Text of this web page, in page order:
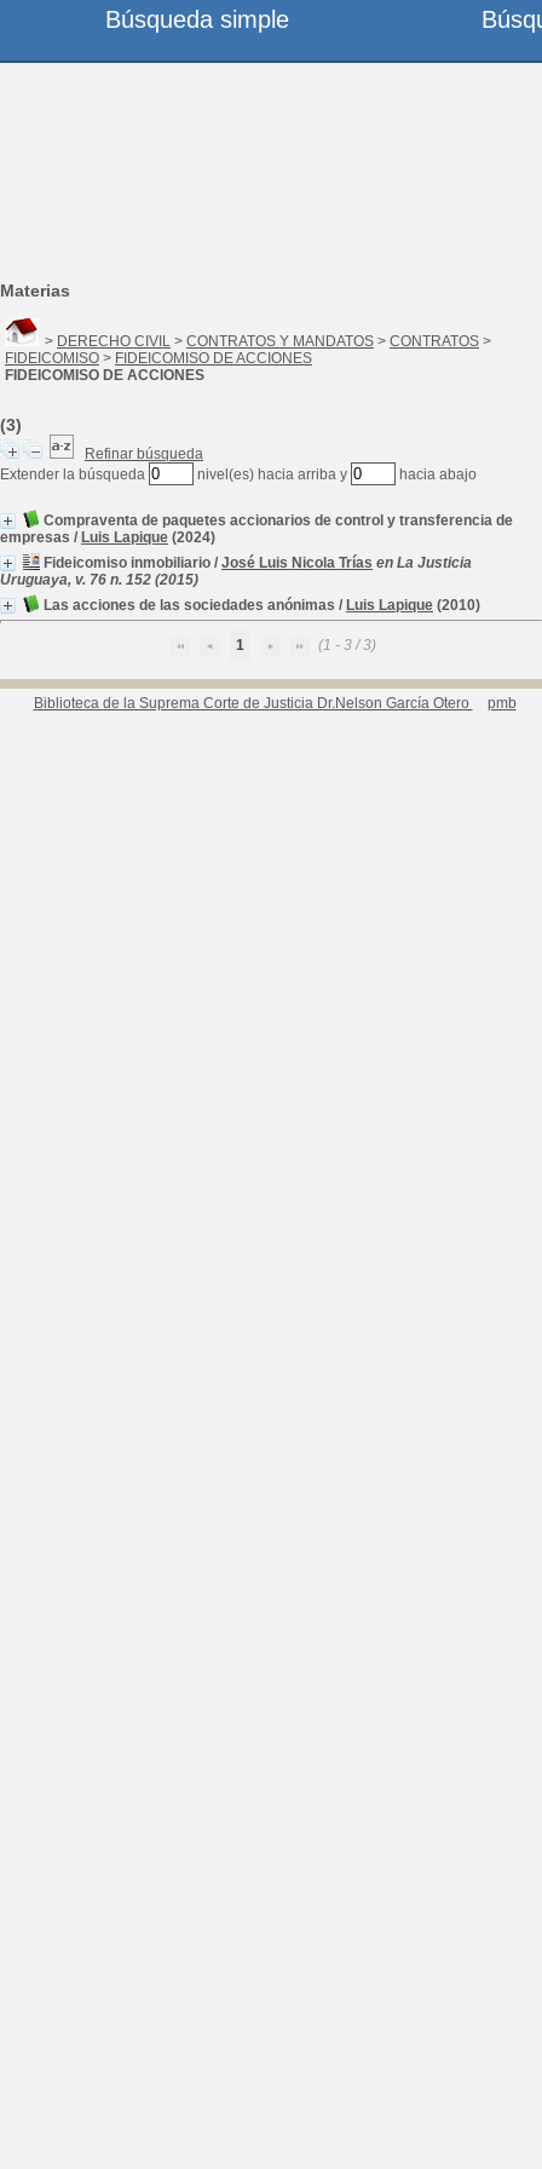
Materias
> DERECHO CIVIL > CONTRATOS Y MANDATOS > CONTRATOS >
FIDEICOMISO > FIDEICOMISO DE ACCIONES
FIDEICOMISO DE ACCIONES
(3)
Refinar búsqueda
Extender la búsqueda
nivel(es) hacia arriba y hacia abajo
Compraventa de paquetes accionarios de control y transferencia de
empresas / Luis Lapique (2024)
Fideicomiso inmobiliario / José Luis Nicola Trías en La Justicia
Uruguaya, v. 76 n. 152 (2015)
Las acciones de las sociedades anónimas / Luis Lapique (2010)
1 (1 - 3 / 3)
Biblioteca de la Suprema Corte de Justicia Dr.Nelson García Otero pmb
Búsqueda simple